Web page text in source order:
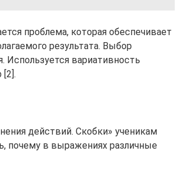
проблема, которая обеспечивает
результата. Выбор
вариативность
действий. Скобки» ученикам
почему в выражениях различные